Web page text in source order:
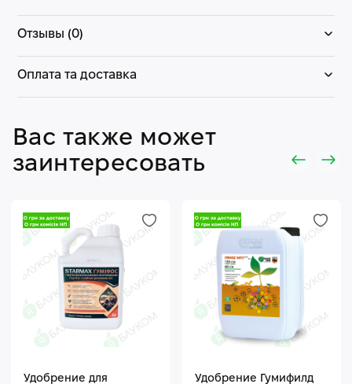
Отзывы (0)
Оплата та доставка
Вас также может
заинтересовать
Удобрение для
Удобрение Гумифилд